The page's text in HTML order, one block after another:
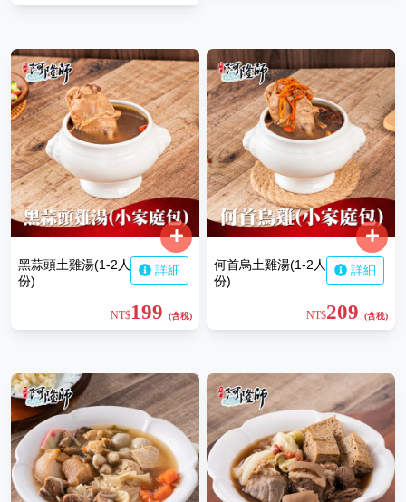
詳細
黑蒜頭土雞湯(1-2人
份)
NT$199 (含稅)
詳細
何首烏土雞湯(1-2人
份)
NT$209(含稅)